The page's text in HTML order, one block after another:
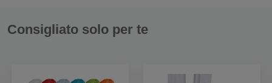
Consigliato solo per te